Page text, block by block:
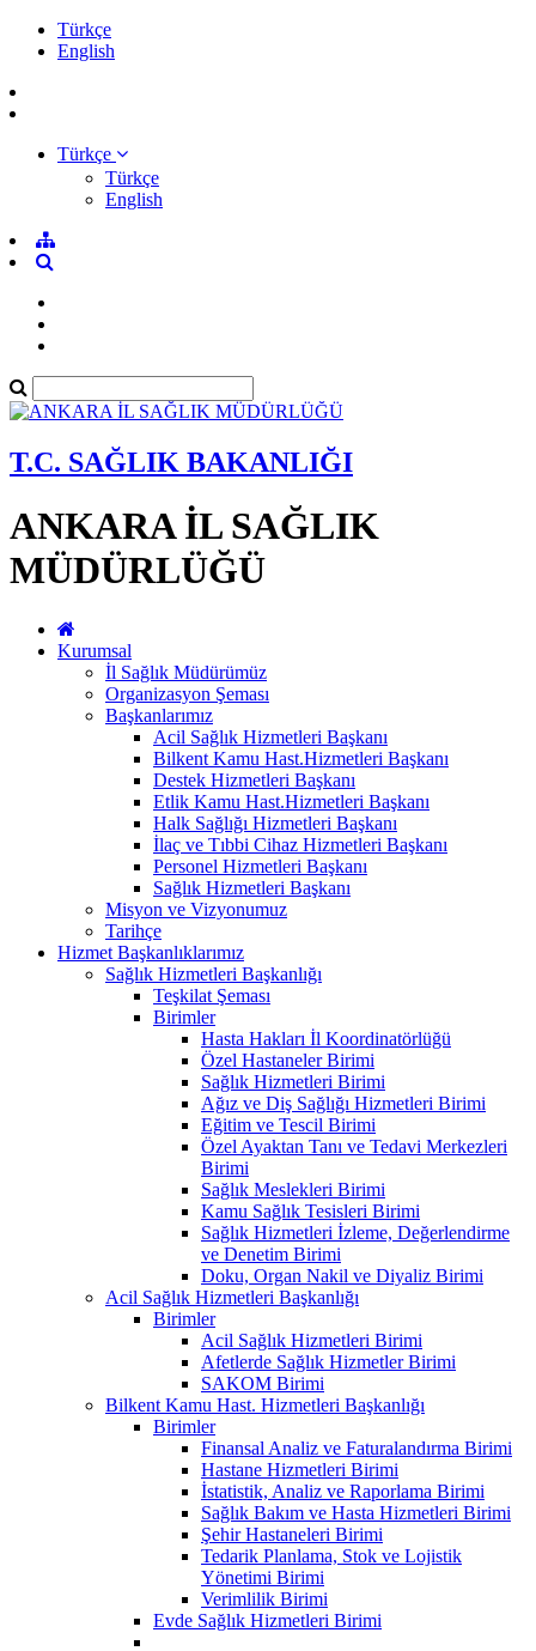
Türkçe
English
Türkçe
Türkçe
English
T.C. SAĞLIK BAKANLIĞI
ANKARA İL SAĞLIK
MÜDÜRLÜĞÜ
Kurumsal
İl Sağlık Müdürümüz
Organizasyon Şeması
Başkanlarımız
Acil Sağlık Hizmetleri Başkanı
Bilkent Kamu Hast.Hizmetleri Başkanı
Destek Hizmetleri Başkanı
Etlik Kamu Hast.Hizmetleri Başkanı
Halk Sağlığı Hizmetleri Başkanı
İlaç ve Tıbbi Cihaz Hizmetleri Başkanı
Personel Hizmetleri Başkanı
Sağlık Hizmetleri Başkanı
Misyon ve Vizyonumuz
Tarihçe
Hizmet Başkanlıklarımız
Sağlık Hizmetleri Başkanlığı
Teşkilat Şeması
Birimler
Hasta Hakları İl Koordinatörlüğü
Özel Hastaneler Birimi
Sağlık Hizmetleri Birimi
Ağız ve Diş Sağlığı Hizmetleri Birimi
Eğitim ve Tescil Birimi
Özel Ayaktan Tanı ve Tedavi Merkezleri
Birimi
Sağlık Meslekleri Birimi
Kamu Sağlık Tesisleri Birimi
Sağlık Hizmetleri İzleme, Değerlendirme
ve Denetim Birimi
Doku, Organ Nakil ve Diyaliz Birimi
Acil Sağlık Hizmetleri Başkanlığı
Birimler
Acil Sağlık Hizmetleri Birimi
Afetlerde Sağlık Hizmetler Birimi
SAKOM Birimi
Bilkent Kamu Hast. Hizmetleri Başkanlığı
Birimler
Finansal Analiz ve Faturalandırma Birimi
Hastane Hizmetleri Birimi
İstatistik, Analiz ve Raporlama Birimi
Sağlık Bakım ve Hasta Hizmetleri Birimi
Şehir Hastaneleri Birimi
Tedarik Planlama, Stok ve Lojistik
Yönetimi Birimi
Verimlilik Birimi
Evde Sağlık Hizmetleri Birimi